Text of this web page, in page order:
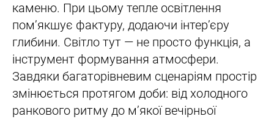
каменю. При цьому тепле освітлення
пом’якшує фактуру, додаючи інтер’єру
глибини. Світло тут — не просто функція, а
інструмент формування атмосфери.
Завдяки багаторівневим сценаріям простір
змінюється протягом доби: від холодного
ранкового ритму до м’якої вечірньої